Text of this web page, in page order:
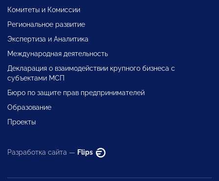
Комитеты и Комиссии
Региональное развитие
Экспертиза и Аналитика
Международная деятельность
Декларация о взаимодействии крупного бизнеса с
субъектами МСП
Бюро по защите прав предпринимателей
Образование
Проекты
Разработка сайта — Flips